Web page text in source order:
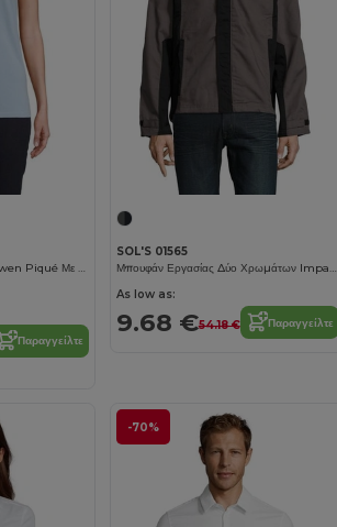
Γυναικεία Μπλούζα Polo Owen Piqué Με Κρυφή Πατιλέτα
Παραγγείλτε
SOL'S 01565
Μπουφάν Εργασίας Δύο Χρωμάτων Impact Pro Ανδρικό
As low as:
9.68 €54.18 € Παραγγείλτε
-70%